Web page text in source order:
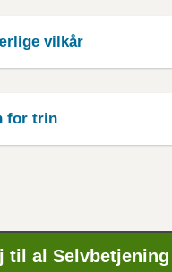
vilkår
for trin
til al Selvbetjening